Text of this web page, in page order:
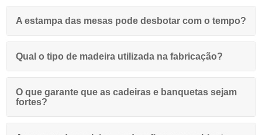
A estampa das mesas pode desbotar com o tempo?
Qual o tipo de madeira utilizada na fabricação?
O que garante que as cadeiras e banquetas sejam
fortes?